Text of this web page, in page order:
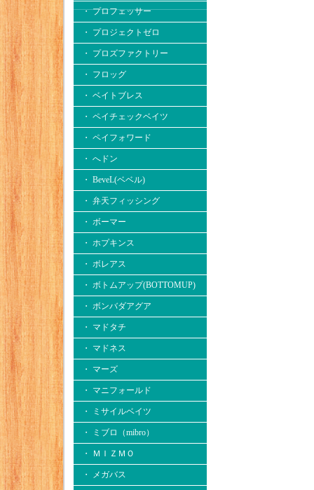
・ プロフェッサー
・ プロジェクトゼロ
・ プロズファクトリー
・ フロッグ
・ ベイトブレス
・ ペイチェックベイツ
・ ペイフォワード
・ へドン
・ BeveL(ベベル)
・ 弁天フィッシング
・ ボーマー
・ ホプキンス
・ ボレアス
・ ボトムアップ(BOTTOMUP)
・ ボンバダアグア
・ マドタチ
・ マドネス
・ マーズ
・ マニフォールド
・ ミサイルベイツ
・ ミブロ（mibro）
・ ＭＩＺＭＯ
・ メガバス